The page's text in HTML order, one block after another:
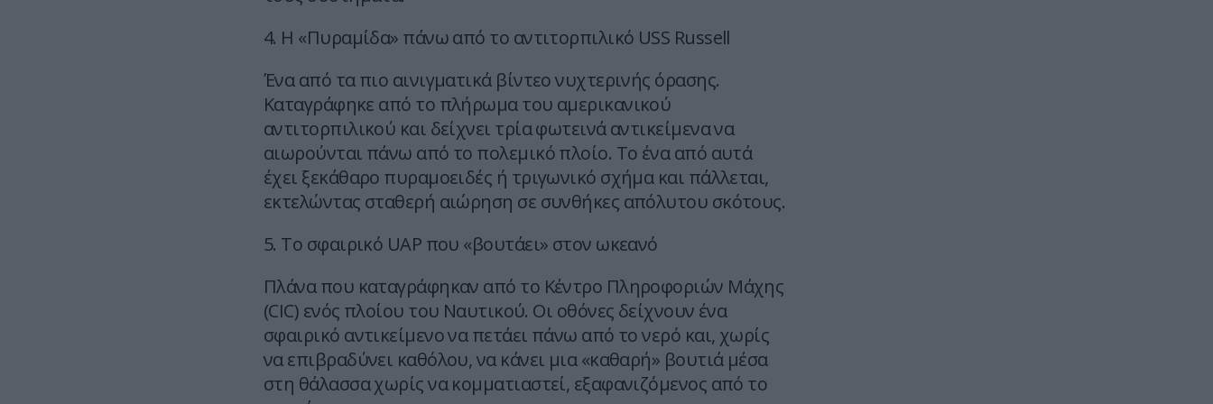
4. Η «Πυραμίδα» πάνω από το αντιτορπιλικό USS Russell
Ένα από τα πιο αινιγματικά βίντεο νυχτερινής όρασης.
Καταγράφηκε από το πλήρωμα του αμερικανικού
αντιτορπιλικού και δείχνει τρία φωτεινά αντικείμενα να
αιωρούνται πάνω από το πολεμικό πλοίο. Το ένα από αυτά
έχει ξεκάθαρο πυραμοειδές ή τριγωνικό σχήμα και πάλλεται,
εκτελώντας σταθερή αιώρηση σε συνθήκες απόλυτου σκότους.
5. Το σφαιρικό UAP που «βουτάει» στον ωκεανό
Πλάνα που καταγράφηκαν από το Κέντρο Πληροφοριών Μάχης
(CIC) ενός πλοίου του Ναυτικού. Οι οθόνες δείχνουν ένα
σφαιρικό αντικείμενο να πετάει πάνω από το νερό και, χωρίς
να επιβραδύνει καθόλου, να κάνει μια «καθαρή» βουτιά μέσα
στη θάλασσα χωρίς να κομματιαστεί, εξαφανιζόμενος από το